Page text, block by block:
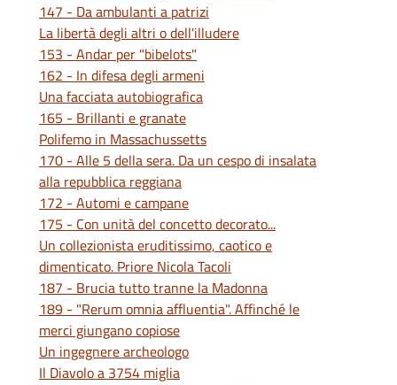
147 - Da ambulanti a patrizi
La libertà degli altri o dell'illudere
153 - Andar per "bibelots"
162 - In difesa degli armeni
Una facciata autobiografica
165 - Brillanti e granate
Polifemo in Massachussetts
170 - Alle 5 della sera. Da un cespo di insalata
alla repubblica reggiana
172 - Automi e campane
175 - Con unità del concetto decorato...
Un collezionista eruditissimo, caotico e
dimenticato. Priore Nicola Tacoli
187 - Brucia tutto tranne la Madonna
189 - "Rerum omnia affluentia". Affinché le
merci giungano copiose
Un ingegnere archeologo
Il Diavolo a 3754 miglia